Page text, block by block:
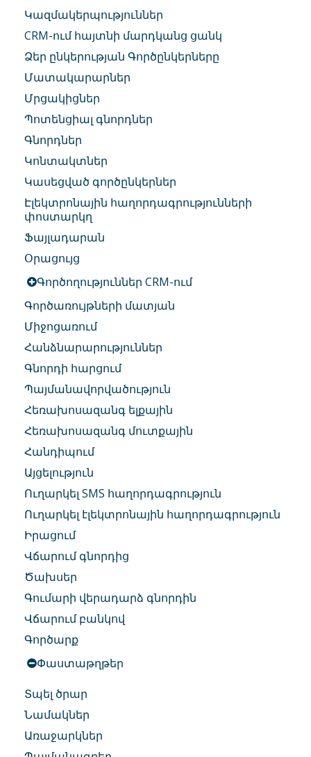
Կազմակերպություններ
CRM-ում հայտնի մարդկանց ցանկ
Ձեր ընկերության Գործընկերները
Մատակարարներ
Մրցակիցներ
Պոտենցիալ գնորդներ
Գնորդներ
Կոնտակտներ
Կասեցված գործընկերներ
Էլեկտրոնային հաղորդագրությունների
փոստարկղ
Ֆայլադարան
Օրացույց
Գործողություններ CRM-ում
Գործառույթների մատյան
Միջոցառում
Հանձնարարություններ
Գնորդի հարցում
Պայմանավորվածություն
Հեռախոսազանգ ելքային
Հեռախոսազանգ մուտքային
Հանդիպում
Այցելություն
Ուղարկել SMS հաղորդագրություն
Ուղարկել էլեկտրոնային հաղորդագրություն
Իրացում
Վճարում գնորդից
Ծախսեր
Գումարի վերադարձ գնորդին
Վճարում բանկով
Գործարք
Փաստաթղթեր
Տպել ծրար
Նամակներ
Առաջարկներ